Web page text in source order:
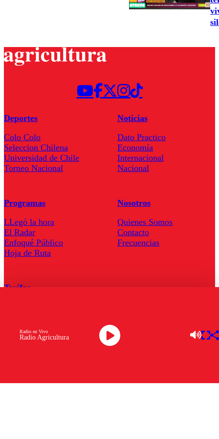
Radio Agricultura
Radio en Vivo
Deportes
Colo Colo
Seleccion Chilena
Universidad de Chile
Torneo Nacional
Noticias
Dato Practico
Economía
Internacional
Nacional
Programas
LLegó la hora
El Radar
Enfoqué Público
Hoja de Ruta
Nosotros
Quienes Somos
Contacto
Frecuencias
Tarifas
Descarga la APP